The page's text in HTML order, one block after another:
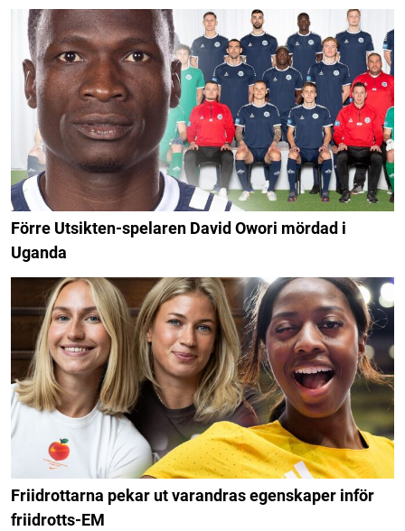
Förre Utsikten-spelaren David Owori mördad i
Uganda
Friidrottarna pekar ut varandras egenskaper inför
friidrotts-EM